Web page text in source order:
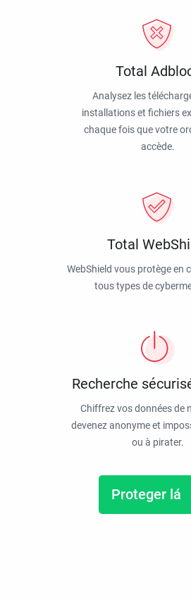
Total
Analysez les
installations et fichiers
chaque fois que votre
accède.
Total
WebShield vous protège en
tous types de
Recherche
Chiffrez vos données de
devenez anonyme et
ou à pirater.
Proteger lá